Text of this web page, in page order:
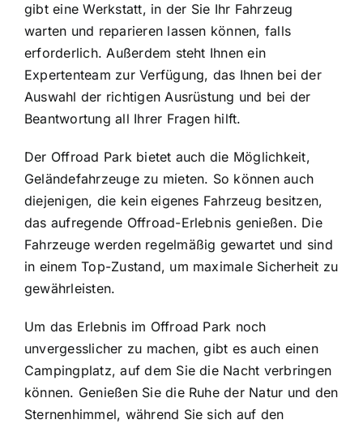
gibt eine Werkstatt, in der Sie Ihr Fahrzeug
warten und reparieren lassen können, falls
erforderlich. Außerdem steht Ihnen ein
Expertenteam zur Verfügung, das Ihnen bei der
Auswahl der richtigen Ausrüstung und bei der
Beantwortung all Ihrer Fragen hilft.
Der Offroad Park bietet auch die Möglichkeit,
Geländefahrzeuge zu mieten. So können auch
diejenigen, die kein eigenes Fahrzeug besitzen,
das aufregende Offroad-Erlebnis genießen. Die
Fahrzeuge werden regelmäßig gewartet und sind
in einem Top-Zustand, um maximale Sicherheit zu
gewährleisten.
Um das Erlebnis im Offroad Park noch
unvergesslicher zu machen, gibt es auch einen
Campingplatz, auf dem Sie die Nacht verbringen
können. Genießen Sie die Ruhe der Natur und den
Sternenhimmel, während Sie sich auf den